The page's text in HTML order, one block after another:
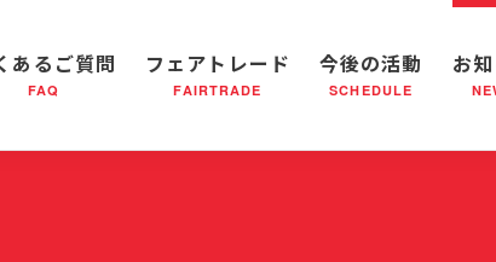
私たちの目指す未来 小隊(教会)のはたらき 日本
世軍ブラスバンドのCD バザー 災害支援
・社会福祉事業 出版物のご案内
あるご質問
FAQ
フェアトレード
FAIRTRADE
今後の活動
SCHEDULE
お